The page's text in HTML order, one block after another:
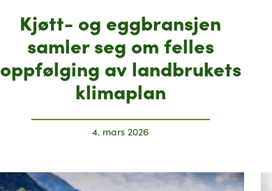
Kjøtt- og eggbransjen
samler seg om felles
oppfølging av landbrukets
klimaplan
4. mars 2026